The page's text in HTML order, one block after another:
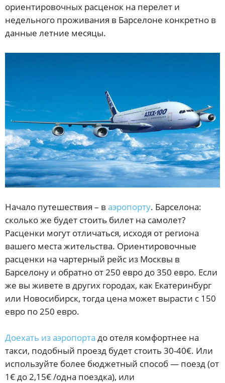
ориентировочных расценок на перелет и
недельного проживания в Барселоне конкретно в
данные летние месяцы.
Начало путешествия – в аэропорту. Барселона:
сколько же будет стоить билет на самолет?
Расценки могут отличаться, исходя от региона
вашего места жительства. Ориентировочные
расценки на чартерный рейс из Москвы в
Барселону и обратно от 250 евро до 350 евро. Если
же вы живете в других городах, как Екатеринбург
или Новосибирск, тогда цена может вырасти с 150
евро по 250 евро.
Доехать из аэропорта до отеля комфортнее на
такси, подобный проезд будет стоить 30-40€. Или
используйте более бюджетный способ — поезд (от
1€ до 2,15€ /одна поездка), или